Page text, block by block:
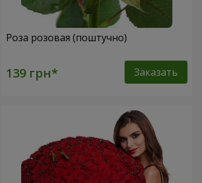
Роза розовая (поштучно)
Заказать